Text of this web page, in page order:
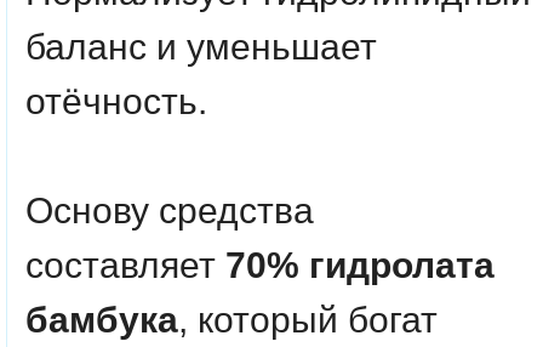
баланс и уменьшает
отёчность.
Основу средства
составляет 70% гидролата
бамбука, который богат